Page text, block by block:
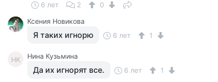
6 лет 2
0
Ксения Новикова
Я таких игнорю 6 лет 1
НК Нина Кузьмина
Да их игнорят все. 6 лет 1